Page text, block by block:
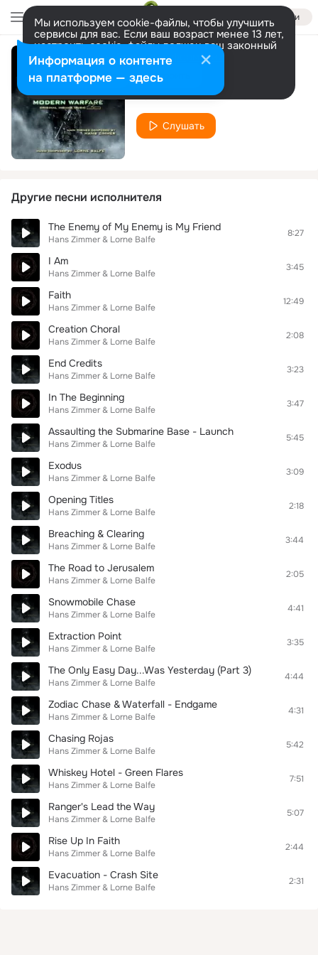
Войти
Мы используем cookie-файлы, чтобы улучшить
сервисы для вас. Если ваш возраст менее 13 лет,
настроить cookie-файлы должен ваш законный
представитель. Больше информации
Разрешить все Настроить
Deadline
Hans Zimmer & Lorne Balfe
Слушать
Другие песни исполнителя
The Enemy of My Enemy is My Friend
Hans Zimmer & Lorne Balfe
8:27
I Am
Hans Zimmer & Lorne Balfe
3:45
Faith
Hans Zimmer & Lorne Balfe
12:49
Creation Choral
Hans Zimmer & Lorne Balfe
2:08
End Credits
Hans Zimmer & Lorne Balfe
3:23
In The Beginning
Hans Zimmer & Lorne Balfe
3:47
Assaulting the Submarine Base - Launch
Hans Zimmer & Lorne Balfe
5:45
Exodus
Hans Zimmer & Lorne Balfe
3:09
Opening Titles
Hans Zimmer & Lorne Balfe
2:18
Breaching & Clearing
Hans Zimmer & Lorne Balfe
3:44
The Road to Jerusalem
Hans Zimmer & Lorne Balfe
2:05
Snowmobile Chase
Hans Zimmer & Lorne Balfe
4:41
Extraction Point
Hans Zimmer & Lorne Balfe
3:35
The Only Easy Day...Was Yesterday (Part 3)
Hans Zimmer & Lorne Balfe
4:44
Zodiac Chase & Waterfall - Endgame
Hans Zimmer & Lorne Balfe
4:31
Chasing Rojas
Hans Zimmer & Lorne Balfe
5:42
Whiskey Hotel - Green Flares
Hans Zimmer & Lorne Balfe
7:51
Ranger's Lead the Way
Hans Zimmer & Lorne Balfe
5:07
Rise Up In Faith
Hans Zimmer & Lorne Balfe
2:44
Evacuation - Crash Site
Hans Zimmer & Lorne Balfe
2:31
Информация о контенте
на платформе — здесь